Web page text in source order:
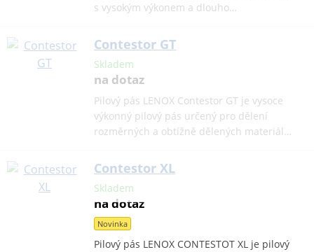
s vysokým výkonem a dlouho…
Contestor GT
Skladem
na dotaz
Pilový pás LENOX Contestor GT je vysoce
výkonný pilový pás určený pro dělení
rozměrných a obtížně dělených materiál…
Contestor XL
Skladem
na dotaz
Novinka
Pilový pás LENOX CONTESTOT XL je pilový